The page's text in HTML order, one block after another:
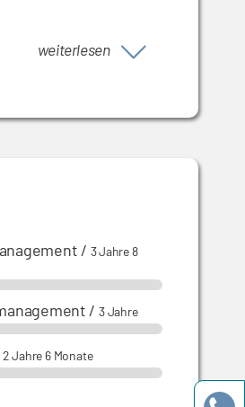
weiterlesen
/ 3 Jahre 8
/ 3 Jahre
2 Jahre 6 Monate